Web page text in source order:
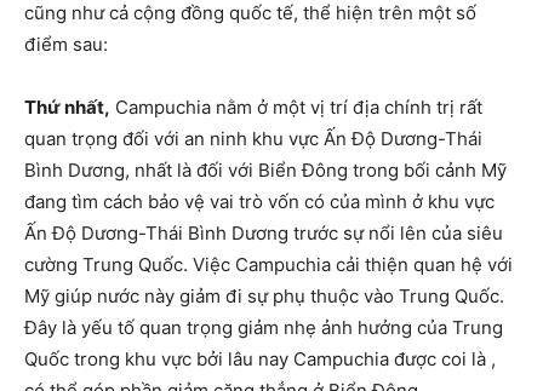
cũng như cả cộng đồng quốc tế, thể hiện trên một số
điểm sau:
Thứ nhất, Campuchia nằm ở một vị trí địa chính trị rất
quan trọng đối với an ninh khu vực Ấn Độ Dương-Thái
Bình Dương, nhất là đối với Biển Đông trong bối cảnh Mỹ
đang tìm cách bảo vệ vai trò vốn có của mình ở khu vực
Ấn Độ Dương-Thái Bình Dương trước sự nổi lên của siêu
cường Trung Quốc. Việc Campuchia cải thiện quan hệ với
Mỹ giúp nước này giảm đi sự phụ thuộc vào Trung Quốc.
Đây là yếu tố quan trọng giảm nhẹ ảnh hưởng của Trung
Quốc trong khu vực bởi lâu nay Campuchia được coi là ,